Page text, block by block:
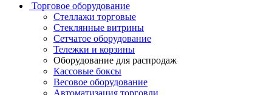
Торговое оборудование
Стеллажи торговые
Стеклянные витрины
Сетчатое оборудование
Тележки и корзины
Оборудование для распродаж
Кассовые боксы
Весовое оборудование
Автоматизация торговли